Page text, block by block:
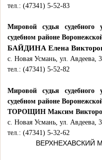
тел.: (47341) 5-52-83
Мировой судья
судебном районе
БАЙДИНА Елена
с. Новая Усмань, ул. Авдеева,
тел.: (47341) 5-52-82
Мировой судья
судебном районе
ТОРОЩИН Максим
с. Новая Усмань, ул. Авдеева,
тел.: (47341) 5-32-62
ВЕРХНЕХАВСКИЙ